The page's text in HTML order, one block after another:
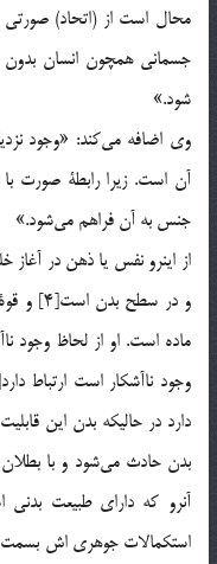
محال است از (اتحاد)
جسمانی همچون انسان
شود.»
وی اضافه مي‌کند: «وجود
آن است. زيرا رابطة صورت
جنس به آن فراهم مي‌شود.»
از اينرو نفس يا ذهن در
و در
ماده است. او از لحاظ وجود
بدن حادث مي‌شود و با
آنرو که دارای طبيعت